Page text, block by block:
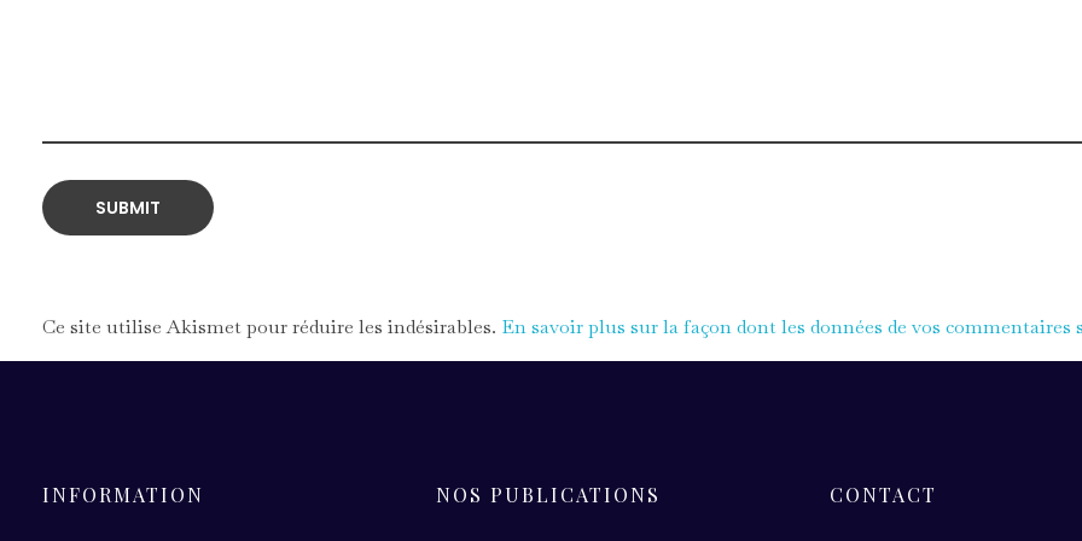
Ce site utilise Akismet pour réduire les indésirables. En savoir plus sur la façon dont les données de vos commentaires
INFORMATION NOS PUBLICATIONS CONTACT